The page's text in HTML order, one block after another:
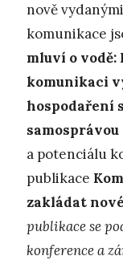
nově
komunikace
mluví o
komunikaci
hospodaření
a potenciálu
publikace
zakládat
publikace se
konference a